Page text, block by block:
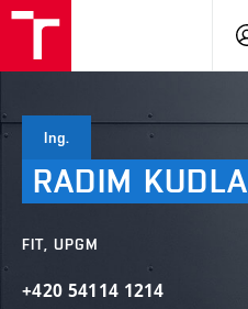
Ing.
RADIM KUDLA
FIT, UPGM
+420 54114 1214